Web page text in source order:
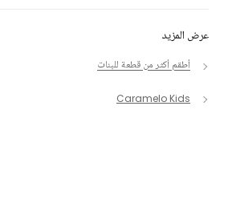
عرض المزيد
أطقم أكثر من قطعة للبنات
Caramelo Kids